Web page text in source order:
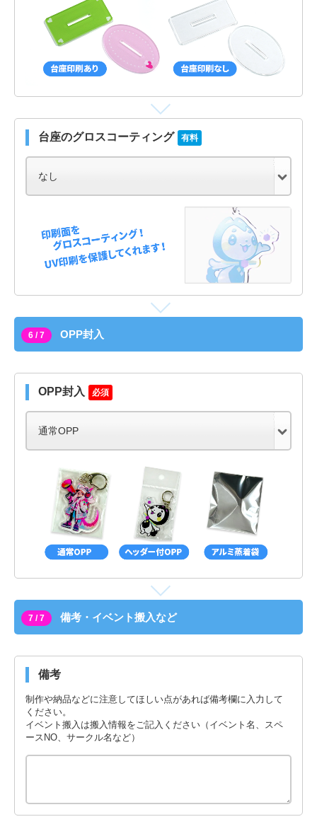
台座のグロスコーティング 有料
6 / 7 OPP封入
OPP封入 必須
7 / 7 備考・イベント搬入など
備考
制作や納品などに注意してほしい点があれば備考欄に入力して
ください。
イベント搬入は搬入情報をご記入ください（イベント名、スペ
ースNO、サークル名など）